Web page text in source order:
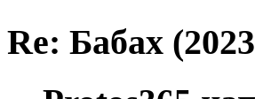
Re: Бабах